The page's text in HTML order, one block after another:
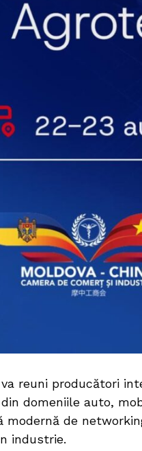
va reuni producători
domeniile auto,
modernă de
industrie.